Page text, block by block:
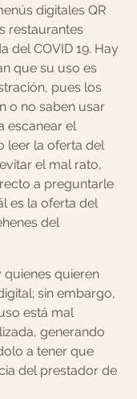
digitales QR
restaurantes
del COVID 19. Hay
que su uso es
pues los
o no saben usar
escanear el
leer la oferta del
el mal rato,
a preguntarle
es la oferta del
del
quienes quieren
sin embargo,
está mal
generando
a tener que
del prestador de